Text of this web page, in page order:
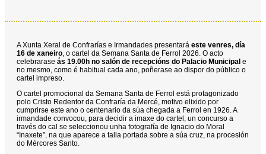
A Xunta Xeral de Confrarías e Irmandades presentará este venres, día
16 de xaneiro, o cartel da Semana Santa de Ferrol 2026. O acto
celebrarase ás 19.00h no salón de recepcións do Palacio Municipal e
no mesmo, como é habitual cada ano, poñerase ao dispor do público o
cartel impreso.
O cartel promocional da Semana Santa de Ferrol está protagonizado
polo Cristo Redentor da Confraría da Mercé, motivo elixido por
cumprirse este ano o centenario da súa chegada a Ferrol en 1926. A
irmandade convocou, para decidir a imaxe do cartel, un concurso a
través do cal se seleccionou unha fotografía de Ignacio do Moral
“Inaxete”, na que aparece a talla portada sobre a súa cruz, na procesión
do Mércores Santo.